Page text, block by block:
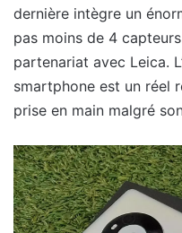
dernière intègre un
pas moins de 4
partenariat avec Leica.
smartphone est un réel
prise en main malgré